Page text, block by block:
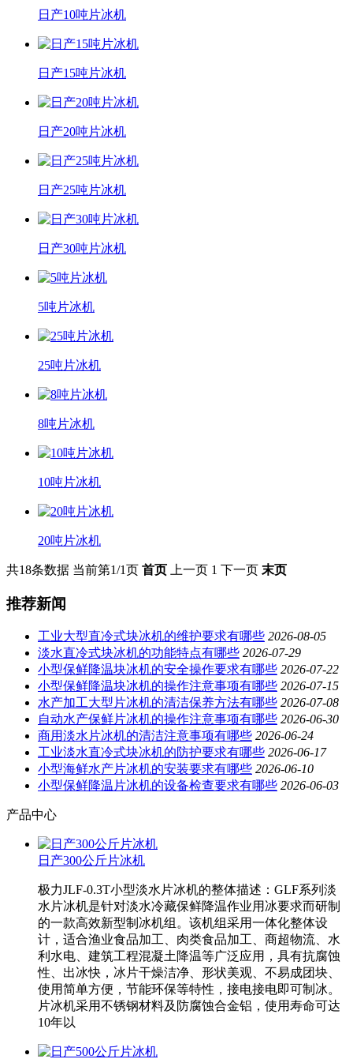
日产10吨片冰机
日产15吨片冰机
日产20吨片冰机
日产25吨片冰机
日产30吨片冰机
5吨片冰机
25吨片冰机
8吨片冰机
10吨片冰机
20吨片冰机
共18条数据 当前第1/1页 首页 上一页 1 下一页 末页
推荐新闻
工业大型直冷式块冰机的维护要求有哪些 2026-08-05
淡水直冷式块冰机的功能特点有哪些 2026-07-29
小型保鲜降温块冰机的安全操作要求有哪些 2026-07-22
小型保鲜降温块冰机的操作注意事项有哪些 2026-07-15
水产加工大型片冰机的清洁保养方法有哪些 2026-07-08
自动水产保鲜片冰机的操作注意事项有哪些 2026-06-30
商用淡水片冰机的清洁注意事项有哪些 2026-06-24
工业淡水直冷式块冰机的防护要求有哪些 2026-06-17
小型海鲜水产片冰机的安装要求有哪些 2026-06-10
小型保鲜降温片冰机的设备检查要求有哪些 2026-06-03
产品中心
日产300公斤片冰机
极力JLF-0.3T小型淡水片冰机的整体描述：GLF系列淡
水片冰机是针对淡水冷藏保鲜降温作业用冰要求而研制
的一款高效新型制冰机组。该机组采用一体化整体设
计，适合渔业食品加工、肉类食品加工、商超物流、水
利水电、建筑工程混凝土降温等广泛应用，具有抗腐蚀
性、出冰快，冰片干燥洁净、形状美观、不易成团块、
使用简单方便，节能环保等特性，接电接电即可制冰。
片冰机采用不锈钢材料及防腐蚀合金铝，使用寿命可达
10年以